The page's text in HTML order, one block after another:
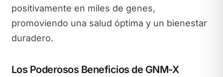
positivamente en miles de genes,
promoviendo una salud óptima y un bienestar
duradero.
Los Poderosos Beneficios de GNM-X